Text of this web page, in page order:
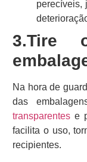
perecíveis,
3.Tire
Na hora de
das
transparentes e
facilita o uso,
recipientes.